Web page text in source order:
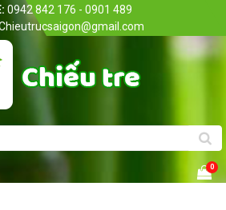
0942 842 176 - 0901 489
0